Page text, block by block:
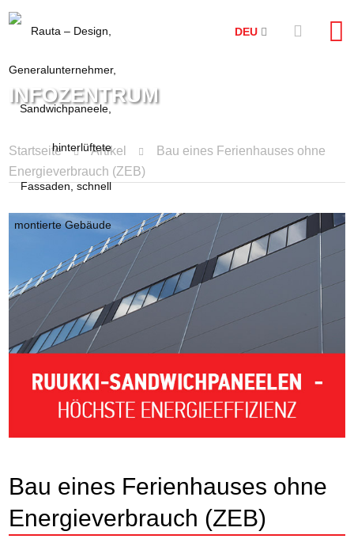
DEU
INFOZENTRUM
Startseite Artikel
Bau eines Ferienhauses ohne
Energieverbrauch (ZEB)
Bau eines Ferienhauses ohne
Energieverbrauch (ZEB)